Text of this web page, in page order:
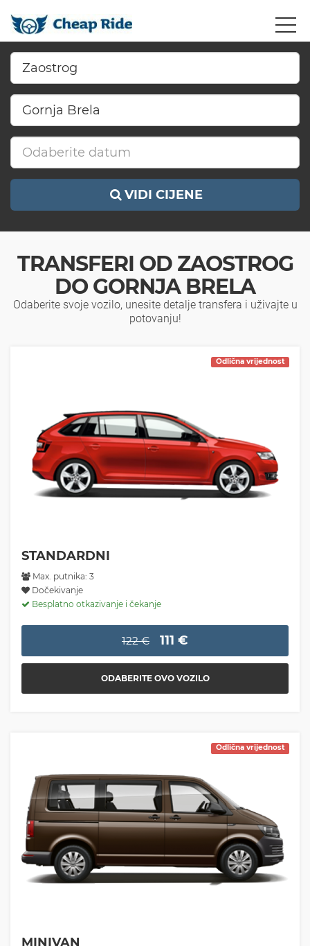
VIDI CIJENE
TRANSFERI OD ZAOSTROG
DO GORNJA BRELA
Odaberite svoje vozilo, unesite detalje transfera i uživajte u
potovanju!
Odlična vrijednost
STANDARDNI
Max. putnika: 3
Dočekivanje
Besplatno otkazivanje i čekanje
122 € 111 €
ODABERITE OVO VOZILO
Odlična vrijednost
MINIVAN